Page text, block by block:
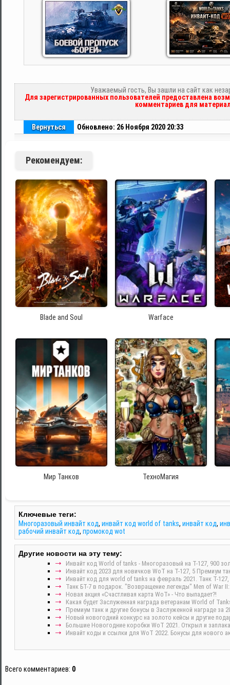
Уважаемый гость, Вы зашли на сайт как
Для зарегистрированных пользователей предоставлена
комментариев для
Вернуться Обновлено: 26 Ноября 2020 20:33
Рекомендуем:
Blade and Soul Warface
Мир Танков ТехноМагия
Ключевые теги:
Многоразовый инвайт код, инвайт код world of tanks, инвайт код,
рабочий инвайт код, промокод wot
Другие новости на эту тему:
Инвайт код World of tanks - Многоразовый на Т-127, 900
Инвайт код 2023 для новичков WoT на Т-127, 5 Премиум
Инвайт код для world of tanks на февраль 2021. Танк Т-
Танк БТ-7 в подарок. "Возвращение легенды" Men of War II:
Новая акция «Счастливая карта WoT» - Что выпадает?!
Какая будет Заслуженная награда ветеранам World of
Премиум танк и другие бонусы в Заслуженной награде за
Новый новогодний конкурс на золото кейсы и другие
Большие Новогодние коробки WoT 2021. Открыл и
Инвайт коды и ссылки для WoT 2022. Бонусы для нового
Всего комментариев: 0